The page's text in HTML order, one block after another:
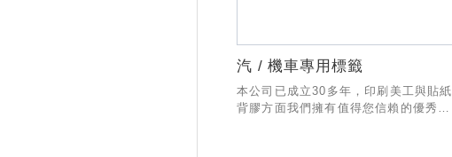
汽 / 機車專用標籤
本公司已成立30多年，印刷美工與貼紙
背膠方面我們擁有值得您信賴的優秀經